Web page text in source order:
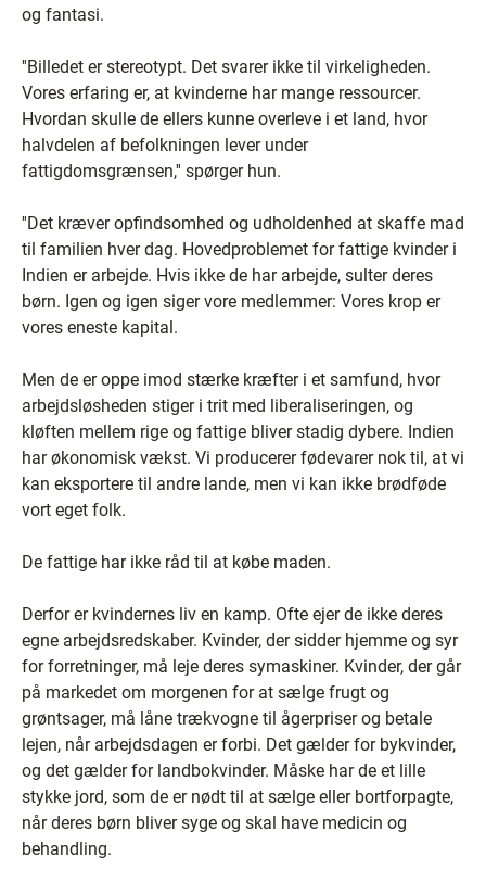
og fantasi.
''Billedet er stereotypt. Det svarer ikke til virkeligheden.
Vores erfaring er, at kvinderne har mange ressourcer.
Hvordan skulle de ellers kunne overleve i et land, hvor
halvdelen af befolkningen lever under
fattigdomsgrænsen,'' spørger hun.
''Det kræver opfindsomhed og udholdenhed at skaffe mad
til familien hver dag. Hovedproblemet for fattige kvinder i
Indien er arbejde. Hvis ikke de har arbejde, sulter deres
børn. Igen og igen siger vore medlemmer: Vores krop er
vores eneste kapital.
Men de er oppe imod stærke kræfter i et samfund, hvor
arbejdsløsheden stiger i trit med liberaliseringen, og
kløften mellem rige og fattige bliver stadig dybere. Indien
har økonomisk vækst. Vi producerer fødevarer nok til, at vi
kan eksportere til andre lande, men vi kan ikke brødføde
vort eget folk.
De fattige har ikke råd til at købe maden.
Derfor er kvindernes liv en kamp. Ofte ejer de ikke deres
egne arbejdsredskaber. Kvinder, der sidder hjemme og syr
for forretninger, må leje deres symaskiner. Kvinder, der går
på markedet om morgenen for at sælge frugt og
grøntsager, må låne trækvogne til ågerpriser og betale
lejen, når arbejdsdagen er forbi. Det gælder for bykvinder,
og det gælder for landbokvinder. Måske har de et lille
stykke jord, som de er nødt til at sælge eller bortforpagte,
når deres børn bliver syge og skal have medicin og
behandling.